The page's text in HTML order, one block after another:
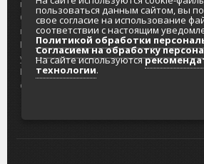
портале
Отзывы и
предложения
Интернет-
услуги
Разработка
сайтов
Колымы
Политика в
персональных
Согласие на
данных
пользоваться данным сайтом, вы
свое согласие на использование
соответствии с настоящим
Политикой обработки
Согласием на обработку
На сайте используются
технологии.